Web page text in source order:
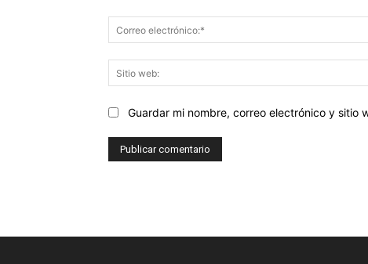
Guardar mi nombre, correo electrónico y sitio